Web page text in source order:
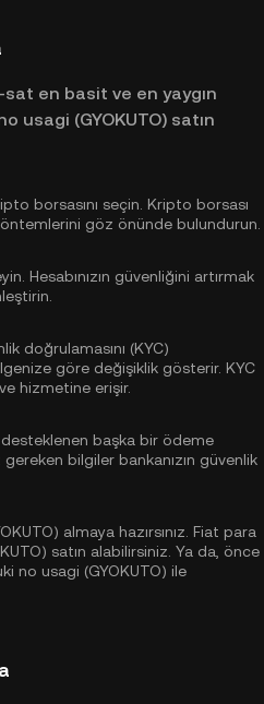
en basit ve en yaygın
usagi (GYOKUTO) satın
borsasını seçin. Kripto borsası
göz önünde bulundurun.
Hesabınızın güvenliğini artırmak
doğrulamasını (KYC)
göre değişiklik gösterir. KYC
hizmetine erişir.
desteklenen başka bir ödeme
bilgiler bankanızın güvenlik
almaya hazırsınız. Fiat para
satın alabilirsiniz. Ya da, önce
no usagi (GYOKUTO) ile